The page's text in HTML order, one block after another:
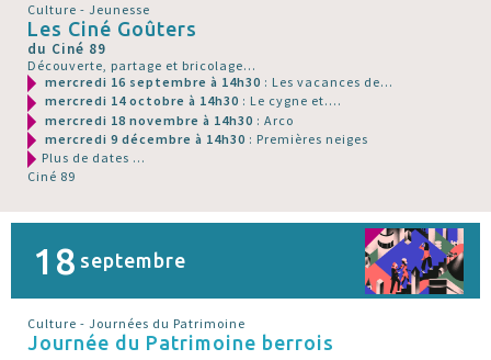
Culture - Jeunesse
Les Ciné Goûters
du Ciné 89
Découverte, partage et bricolage...
mercredi 16 septembre à 14h30 : Les vacances de...
mercredi 14 octobre à 14h30 : Le cygne et....
mercredi 18 novembre à 14h30 : Arco
mercredi 9 décembre à 14h30 : Premières neiges
Plus de dates ...
Ciné 89
18 septembre
Culture - Journées du Patrimoine
Journée du Patrimoine berrois